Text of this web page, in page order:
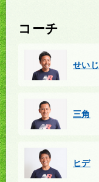
コーチ
せいじ
三角
ヒデ